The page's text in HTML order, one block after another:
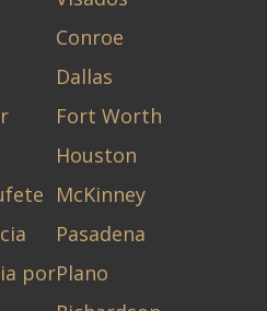
por
Conroe
Dallas
Fort Worth
Houston
McKinney
Pasadena
Plano